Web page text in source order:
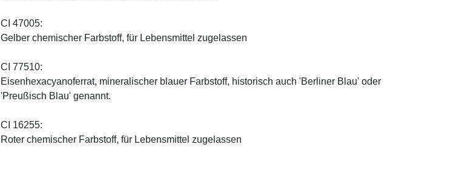
CI 47005:
Gelber chemischer Farbstoff, für Lebensmittel zugelassen
CI 77510:
Eisenhexacyanoferrat, mineralischer blauer Farbstoff, historisch auch 'Berliner Blau' oder
'Preußisch Blau' genannt.
CI 16255:
Roter chemischer Farbstoff, für Lebensmittel zugelassen